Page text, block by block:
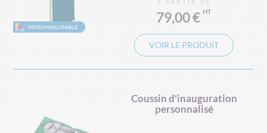
À PARTIR DE
79,00 €
VOIR LE PRODUIT
Coussin d'inauguration
personnalisé